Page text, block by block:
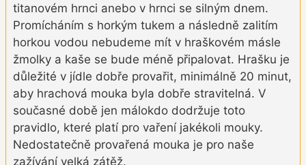
titanovém hrnci anebo v hrnci se silným dnem.
Promícháním s horkým tukem a následně zalitím
horkou vodou nebudeme mít v hraškovém másle
žmolky a kaše se bude méně připalovat. Hrašku je
důležité v jídle dobře provařit, minimálně 20 minut,
aby hrachová mouka byla dobře stravitelná. V
současné době jen málokdo dodržuje toto
pravidlo, které platí pro vaření jakékoli mouky.
Nedostatečně provařená mouka je pro naše
zažívání velká zátěž.